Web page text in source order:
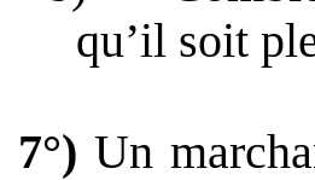
qu’il soit
7°)Un